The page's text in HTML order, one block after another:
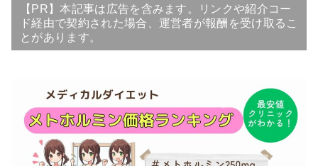
【PR】本記事は広告を含みます。リンクや紹介コー
ド経由で契約された場合、運営者が報酬を受け取るこ
とがあります。